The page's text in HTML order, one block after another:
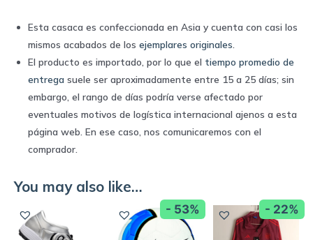
Esta casaca es confeccionada en Asia y cuenta con casi los
mismos acabados de los ejemplares originales
El producto es importado, por lo que el tiempo promedio de
entrega suele ser aproximadamente entre 15 a 25 días; sin
embargo, el rango de días podría verse afectado por
eventuales motivos de logística internacional ajenos a esta
página web. En ese caso, nos comunicaremos con el
comprador.
You may also like…
- 53% - 22%